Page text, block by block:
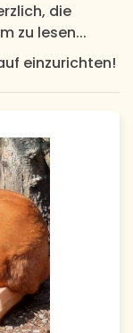
die
zu lesen...
einzurichten!